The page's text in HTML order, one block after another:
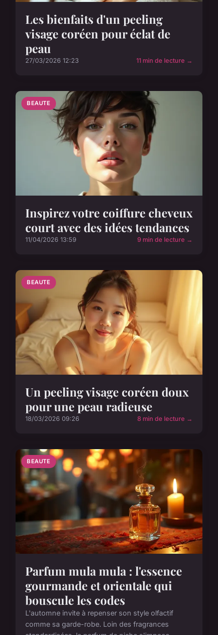
Les bienfaits d'un peeling
visage coréen pour éclat de
peau
27/03/2026 12:23 11 min de lecture →
BEAUTE
Inspirez votre coiffure cheveux
court avec des idées tendances
11/04/2026 13:59 9 min de lecture →
BEAUTE
Un peeling visage coréen doux
pour une peau radieuse
18/03/2026 09:26 8 min de lecture →
BEAUTE
Parfum mula mula : l'essence
gourmande et orientale qui
bouscule les codes
L'automne invite à repenser son style olfactif
comme sa garde-robe. Loin des fragrances